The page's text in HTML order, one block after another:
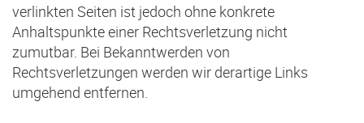
verlinkten Seiten ist jedoch ohne konkrete
Anhaltspunkte einer Rechtsverletzung nicht
zumutbar. Bei Bekanntwerden von
Rechtsverletzungen werden wir derartige Links
umgehend entfernen.